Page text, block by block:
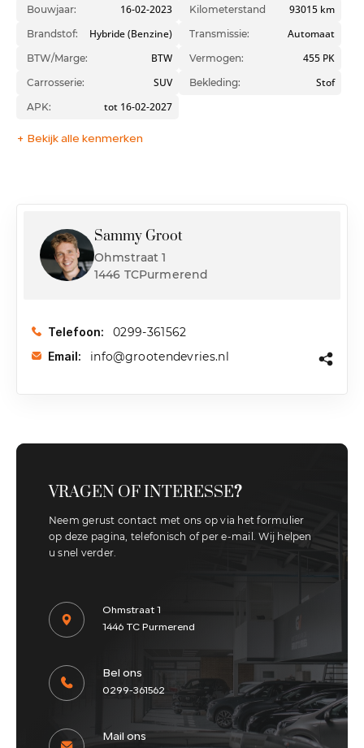
Bouwjaar: 16-02-2023 Kilometerstand 93015 km
Brandstof: Hybride (Benzine) Transmissie: Automaat
BTW/Marge: BTW Vermogen: 455 PK
Carrosserie: SUV Bekleding: Stof
APK: tot 16-02-2027
+ Bekijk alle kenmerken
Sammy Groot
Ohmstraat 1
1446 TCPurmerend
Telefoon: 0299-361562
Email: info@grootendevries.nl
VRAGEN OF INTERESSE?
Neem gerust contact met ons op via het formulier
op deze pagina, telefonisch of per e-mail. Wij helpen
u snel verder.
Ohmstraat 1
1446 TC Purmerend
Bel ons
0299-361562
Mail ons